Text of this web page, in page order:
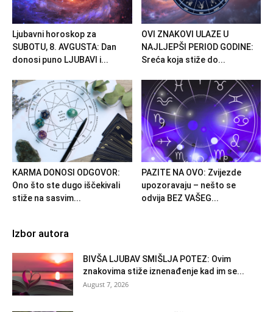
Ljubavni horoskop za
SUBOTU, 8. AVGUSTA: Dan
donosi puno LJUBAVI i...
OVI ZNAKOVI ULAZE U
NAJLJEPŠI PERIOD GODINE:
Sreća koja stiže do...
KARMA DONOSI ODGOVOR:
Ono što ste dugo iščekivali
stiže na sasvim...
PAZITE NA OVO: Zvijezde
upozoravaju – nešto se
odvija BEZ VAŠEG...
Izbor autora
BIVŠA LJUBAV SMIŠLJA POTEZ: Ovim
znakovima stiže iznenađenje kad im se...
August 7, 2026